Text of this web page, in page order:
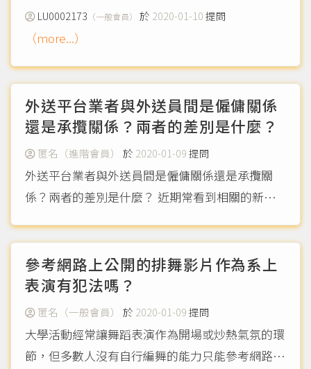
LU0002173 （一般會員） 於 2020-01-10提問
（more...）
外送平台業者與外送員間是僱傭關係
還是承攬關係？兩者的差別是什麼？
匿名（進階會員） 於 2020-01-09提問
外送平台業者與外送員間是僱傭關係還是承攬關
係？兩者的差別是什麼？ 近期常看到相關的新
（more...）
參考網路上公開的排舞影片作為系上
表演有犯法嗎？
匿名（一般會員） 於 2020-01-09提問
大學活動經常讓舞蹈表演作為開場或炒熱氣氛的環
節，但多數人沒有自行編舞的能力只能參考網路上